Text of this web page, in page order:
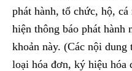
phát hành, tổ chức, hộ,
hiện thông báo phát hành
khoản này. (Các nội dung
loại hóa đơn, ký hiệu hóa